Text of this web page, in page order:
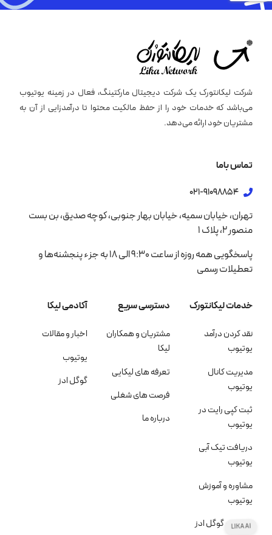
شرکت لیکانتورک یک شرکت دیجیتال مارکتینگ، فعال در زمینه یوتیوب
می‌باشد که خدمات خود را از حفظ مالکیت محتوا تا درآمدزایی از آن به
مشتریان خود ارائه می‌دهد.
تماس باما
021-91098854
تهران، خیابان سمیه، خیابان بهار جنوبی، کوچه صدیق، بن بست
منصور 2، پلاک 1
پاسخگویی همه روزه از ساعت 9:30 الی 18 به جزء پنجشنه‌ها و
تعطیلات رسمی
خدمات لیکانتورک
نقد کردن درآمد
یوتیوب
مدیریت کانال
یوتیوب
ثبت کپی رایت در
یوتیوب
دریافت تیک آبی
یوتیوب
مشاوره و آموزش
یوتیوب
تبلیغات گوگل ادز
دسترسی سریع
مشتریان و همکاران
لیکا
تعرفه های لیکایی
فرصت های شغلی
درباره ما
آکادمی لیکا
اخبار و مقالات
یوتیوب
گوگل ادز